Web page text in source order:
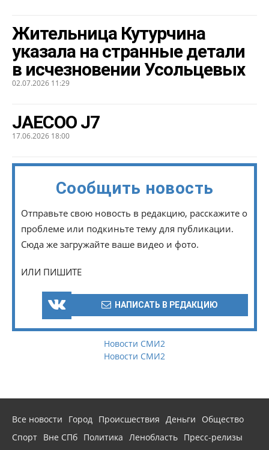
Жительница Кутурчина
указала на странные детали
в исчезновении Усольцевых
02.07.2026 11:29
JAECOO J7
17.06.2026 18:00
Сообщить новость
Отправьте свою новость в редакцию, расскажите о
проблеме или подкиньте тему для публикации.
Сюда же загружайте ваше видео и фото.
ИЛИ ПИШИТЕ
НАПИСАТЬ В РЕДАКЦИЮ
Новости СМИ2
Новости СМИ2
Все новости Город Происшествия Деньги
Общество
Спорт Вне СПб Политика Ленобласть Пресс-релизы